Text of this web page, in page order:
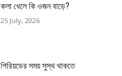
কলা খেলে কি ওজন বাড়ে?
25 July, 2026
পিরিয়ডের সময় সুস্থ থাকতে